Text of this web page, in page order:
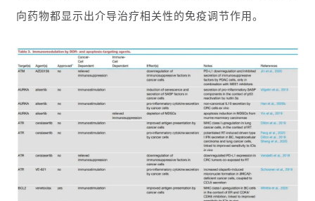
向药物都显示出介导治疗相关性的免疫调节作用。